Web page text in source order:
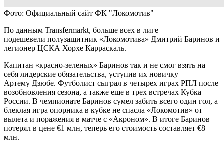
Фото: Официальный сайт ФК "Локомотив"
По данным Transfermarkt, больше всех в лиге
подешевели полузащитник «Локомотива» Дмитрий Баринов и
легионер ЦСКА Хорхе Карраскаль.
Капитан «красно-зеленых» Баринов так и не смог взять на
себя лидерские обязательства, уступив их новичку
Артему Дзюбе. Футболист сыграл в четырех играх РПЛ после
возобновления сезона, а также еще в трех встречах Кубка
России. В чемпионате Баринов сумел забить всего один гол, а
блеклая игра опорника в кубке не спасла «Локомотив» от
вылета и поражения в матче с «Акроном». В итоге Баринов
потерял в цене €1 млн, теперь его стоимость составляет €8
млн.